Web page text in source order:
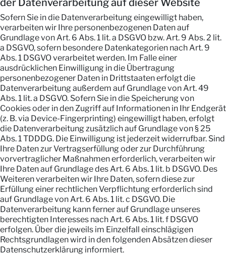
der Datenverarbeitung auf dieser Website
Sofern Sie in die Datenverarbeitung eingewilligt haben,
verarbeiten wir Ihre personenbezogenen Daten auf
Grundlage von Art. 6 Abs. 1 lit. a DSGVO bzw. Art. 9 Abs. 2 lit.
a DSGVO, sofern besondere Datenkategorien nach Art. 9
Abs. 1 DSGVO verarbeitet werden. Im Falle einer
ausdrücklichen Einwilligung in die Übertragung
personenbezogener Daten in Drittstaaten erfolgt die
Datenverarbeitung außerdem auf Grundlage von Art. 49
Abs. 1 lit. a DSGVO. Sofern Sie in die Speicherung von
Cookies oder in den Zugriff auf Informationen in Ihr Endgerät
(z. B. via Device-Fingerprinting) eingewilligt haben, erfolgt
die Datenverarbeitung zusätzlich auf Grundlage von § 25
Abs. 1 TDDDG. Die Einwilligung ist jederzeit widerrufbar. Sind
Ihre Daten zur Vertragserfüllung oder zur Durchführung
vorvertraglicher Maßnahmen erforderlich, verarbeiten wir
Ihre Daten auf Grundlage des Art. 6 Abs. 1 lit. b DSGVO. Des
Weiteren verarbeiten wir Ihre Daten, sofern diese zur
Erfüllung einer rechtlichen Verpflichtung erforderlich sind
auf Grundlage von Art. 6 Abs. 1 lit. c DSGVO. Die
Datenverarbeitung kann ferner auf Grundlage unseres
berechtigten Interesses nach Art. 6 Abs. 1 lit. f DSGVO
erfolgen. Über die jeweils im Einzelfall einschlägigen
Rechtsgrundlagen wird in den folgenden Absätzen dieser
Datenschutzerklärung informiert.